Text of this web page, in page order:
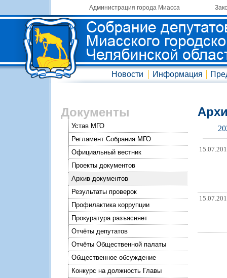
Администрация города Миасса
Новости Информация
Документы
Устав МГО
Регламент Собрания МГО
Официальный вестник
Проекты документов
Архив документов
Результаты проверок
Профилактика коррупции
Прокуратура разъясняет
Отчёты депутатов
Отчёты Общественной палаты
Общественное обсуждение
Конкурс на должность Главы